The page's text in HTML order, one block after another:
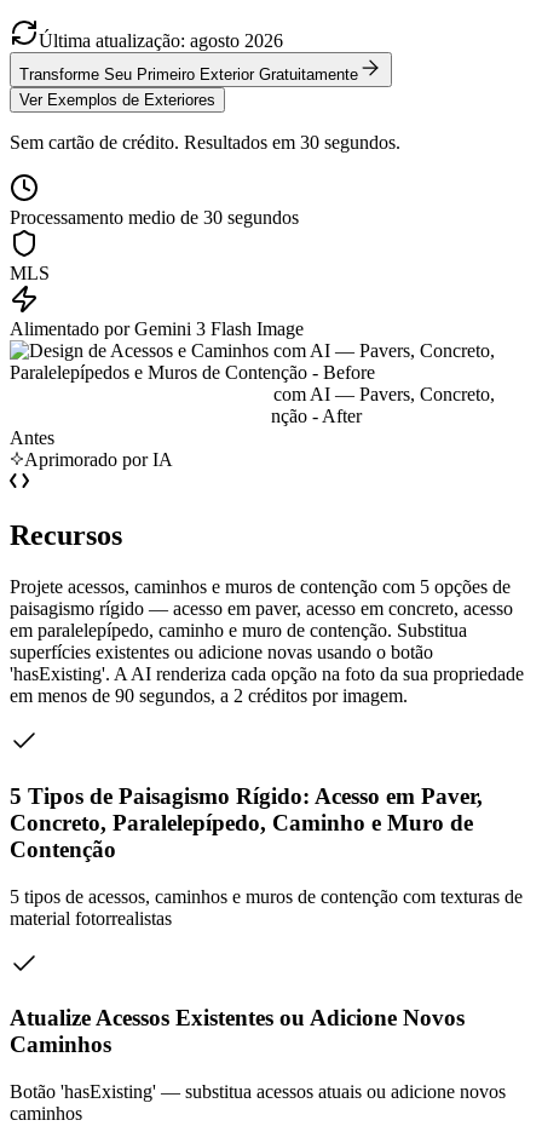
Última atualização: agosto 2026
Transforme Seu Primeiro Exterior Gratuitamente
Ver Exemplos de Exteriores
Sem cartão de crédito. Resultados em 30 segundos.
Processamento medio de 30 segundos
MLS
Alimentado por Gemini 3 Flash Image
Antes
Aprimorado por IA
Recursos
Projete acessos, caminhos e muros de contenção com 5 opções de
paisagismo rígido — acesso em paver, acesso em concreto, acesso
em paralelepípedo, caminho e muro de contenção. Substitua
superfícies existentes ou adicione novas usando o botão
'hasExisting'. A AI renderiza cada opção na foto da sua propriedade
em menos de 90 segundos, a 2 créditos por imagem.
5 Tipos de Paisagismo Rígido: Acesso em Paver,
Concreto, Paralelepípedo, Caminho e Muro de
Contenção
5 tipos de acessos, caminhos e muros de contenção com texturas de
material fotorrealistas
Atualize Acessos Existentes ou Adicione Novos
Caminhos
Botão 'hasExisting' — substitua acessos atuais ou adicione novos
caminhos